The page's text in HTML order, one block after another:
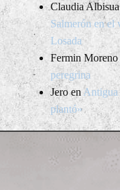
Claudia
Salmerón en el
Losada
Fermin Moreno
peregrina
Jeroen Antigua
plantó»